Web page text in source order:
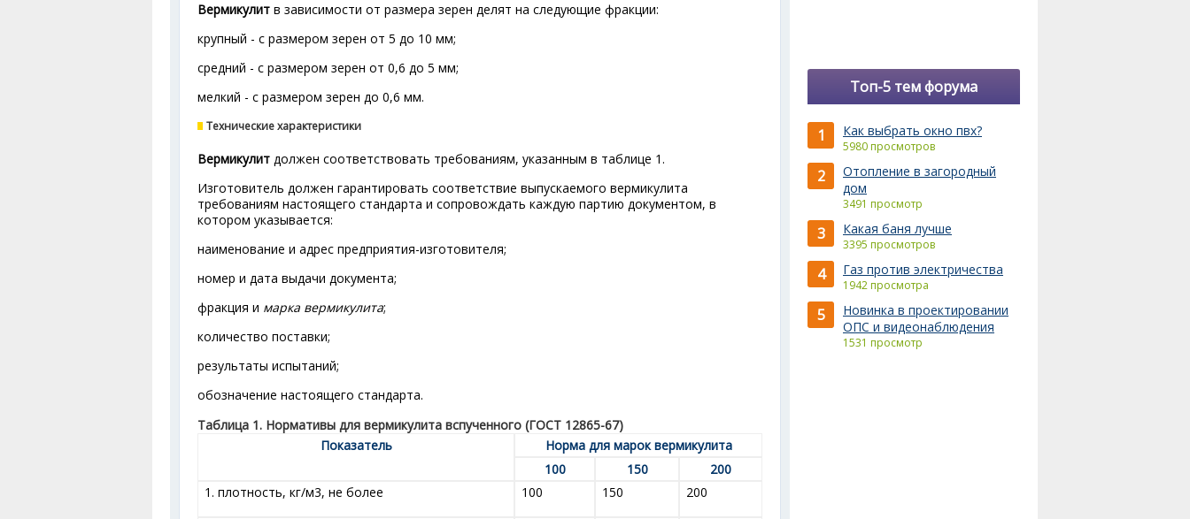
Вермикулит в зависимости от размера зерен делят на следующие фракции:
крупный - с размером зерен от 5 до 10 мм;
средний - с размером зерен от 0,6 до 5 мм;
мелкий - с размером зерен до 0,6 мм.
Технические характеристики
Вермикулит должен соответствовать требованиям, указанным в таблице 1.
Изготовитель должен гарантировать соответствие выпускаемого вермикулита
требованиям настоящего стандарта и сопровождать каждую партию документом, в
котором указывается:
наименование и адрес предприятия-изготовителя;
номер и дата выдачи документа;
фракция и марка вермикулита;
количество поставки;
результаты испытаний;
обозначение настоящего стандарта.
Таблица 1. Нормативы для вермикулита вспученного (ГОСТ 12865-67)
Показатель
Норма для марок вермикулита
100
150
200
1. плотность, кг/м3, не более 100 150 200
Топ-5 тем форума
1 Как выбрать окно пвх?
5980 просмотров
2
Отопление в загородный
дом
3491 просмотр
3 Какая баня лучше
3395 просмотров
4 Газ против электричества
1942 просмотра
5
Новинка в проектировании
ОПС и видеонаблюдения
1531 просмотр